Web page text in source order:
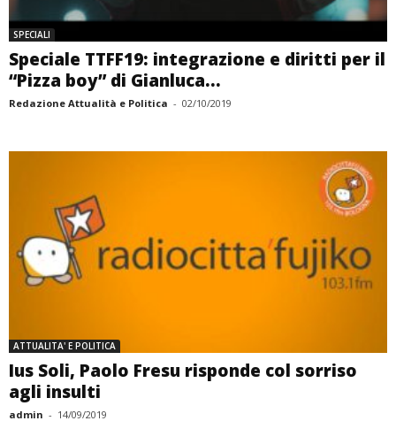
SPECIALI
Speciale TTFF19: integrazione e diritti per il
“Pizza boy” di Gianluca...
Redazione Attualità e Politica - 02/10/2019
ATTUALITA' E POLITICA
Ius Soli, Paolo Fresu risponde col sorriso
agli insulti
admin - 14/09/2019